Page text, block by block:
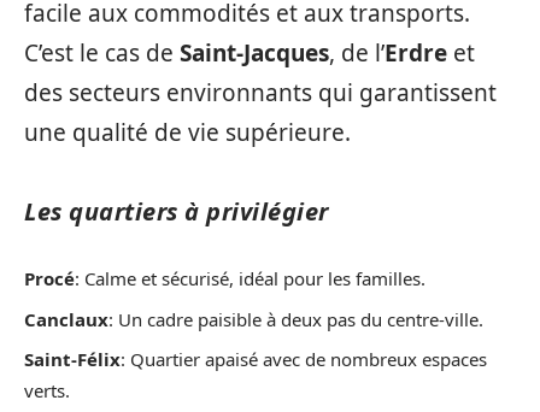
facile aux commodités et aux transports.
C’est le cas de Saint-Jacques, de l’Erdre et
des secteurs environnants qui garantissent
une qualité de vie supérieure.
Les quartiers à privilégier
Procé: Calme et sécurisé, idéal pour les familles.
Canclaux: Un cadre paisible à deux pas du centre-ville.
Saint-Félix: Quartier apaisé avec de nombreux espaces
verts.